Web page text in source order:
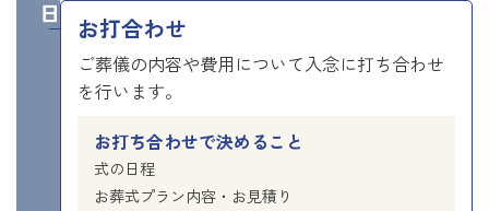
お打合わせ
ご葬儀の内容や費用について入念に打ち合わせ
を行います。
お打ち合わせで決めること
式の日程
お葬式プラン内容・お見積り